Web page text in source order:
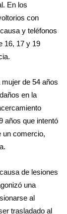
En los
con
y teléfonos
16, 17 y 19
de 54 años
en la
años que intentó
un comercio,
de lesiones
una
al
trasladado al